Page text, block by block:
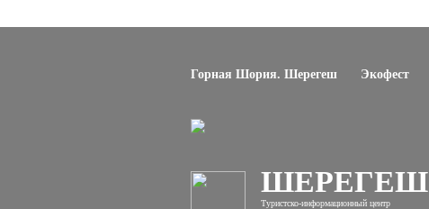
Горная Шория. Шерегеш Экофест
ШЕРЕГЕШ
Туристско-информационный центр